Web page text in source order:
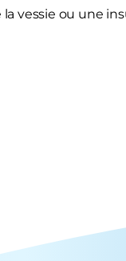
vessie ou une